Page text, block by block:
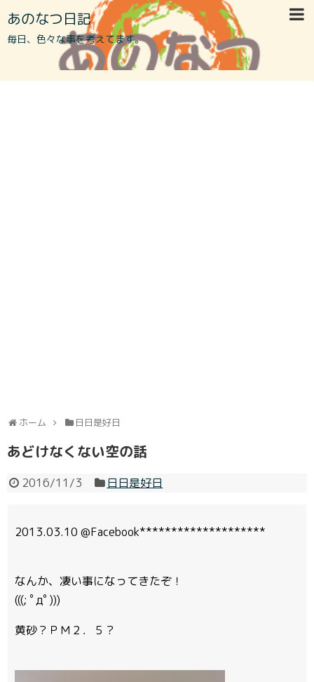
あのなつ日記
毎日、色々な事を考えてます。
ホーム 日日是好日
あどけなくない空の話
2016/11/3 日日是好日
2013.03.10 @Facebook********************
なんか、凄い事になってきたぞ！
(((; ﾟдﾟ)))
黄砂？ＰＭ２．５？